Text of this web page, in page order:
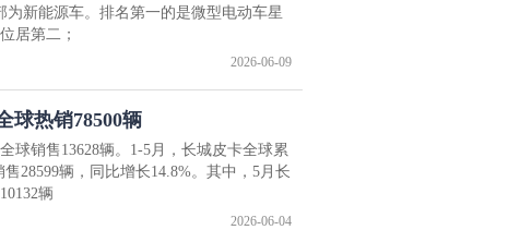
新能源车。排名第一的是微型电动车星
居第二；
2026-06-09
球热销78500辆
球销售13628辆。1-5月，长城皮卡全球累
28599辆，同比增长14.8%。其中，5月长
辆
2026-06-04